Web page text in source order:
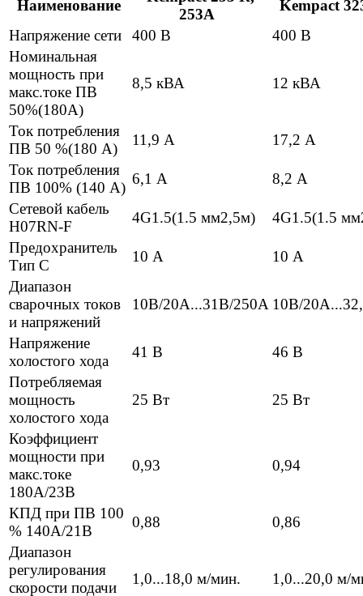
Наименование
253A
Kempact
Напряжение сети
400 В
400 В
Номинальная
мощность при
макс.токе ПВ
50%(180А)
8,5 кВА 12 кВА
Ток потребления
ПВ 50 %(180 А)
11,9 А
17,2 А
Ток потребления
ПВ 100% (140 А)
6,1 А
8,2 А
Сетевой кабель
H07RN-F
4G1.5(1.5 мм2,5м)
4G1.5(1.5
Предохранитель
Тип С
10 А
10 А
Диапазон
сварочных токов
и напряжений
10В/20А...31В/250А 10В/
Напряжение
холостого хода
41 В
46 В
Потребляемая
мощность
холостого хода
25 Вт 25 Вт
Коэффициент
мощности при
макс.токе
180А/23В
0,93 0,94
КПД при ПВ 100
% 140А/21В
0,88
0,86
Диапазон
регулирования
скорости подачи
1,0...18,0 м/мин. 1,0...20,0 м/